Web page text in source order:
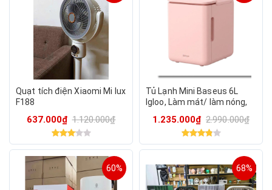
Quạt tích điện Xiaomi Mi lux
F188
637.000₫ 1.120.000₫
Tủ Lạnh Mini Baseus 6L
Igloo, Làm mát/ làm nóng,
1.235.000₫ 2.990.000₫
60% 68%